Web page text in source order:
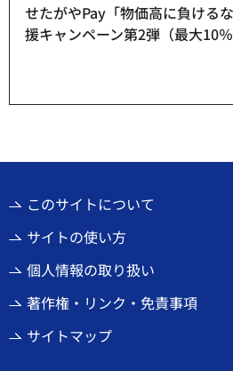
せたがやPay「物価高に負ける
援キャンペーン第2弾（最大10
このサイトについて
サイトの使い方
個人情報の取り扱い
著作権・リンク・免責事項
サイトマップ